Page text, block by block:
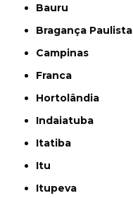
Bauru
Bragança Paulista
Campinas
Franca
Hortolândia
Indaiatuba
Itatiba
Itu
Itupeva